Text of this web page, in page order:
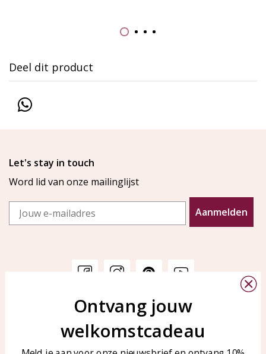
Deel dit product
Let's stay in touch
Word lid van onze mailinglijst
Email
Aanmelden
Veelgestelde vragen
Sieraden onderhouden
KAYA Sieraden
Bellen of WhatsApp Ma-Vr
tussen 09:00-17:00
Ontvang jouw
welkomstcadeau